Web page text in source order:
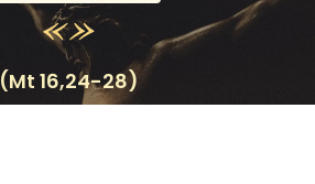
(Mt 16,24-28)